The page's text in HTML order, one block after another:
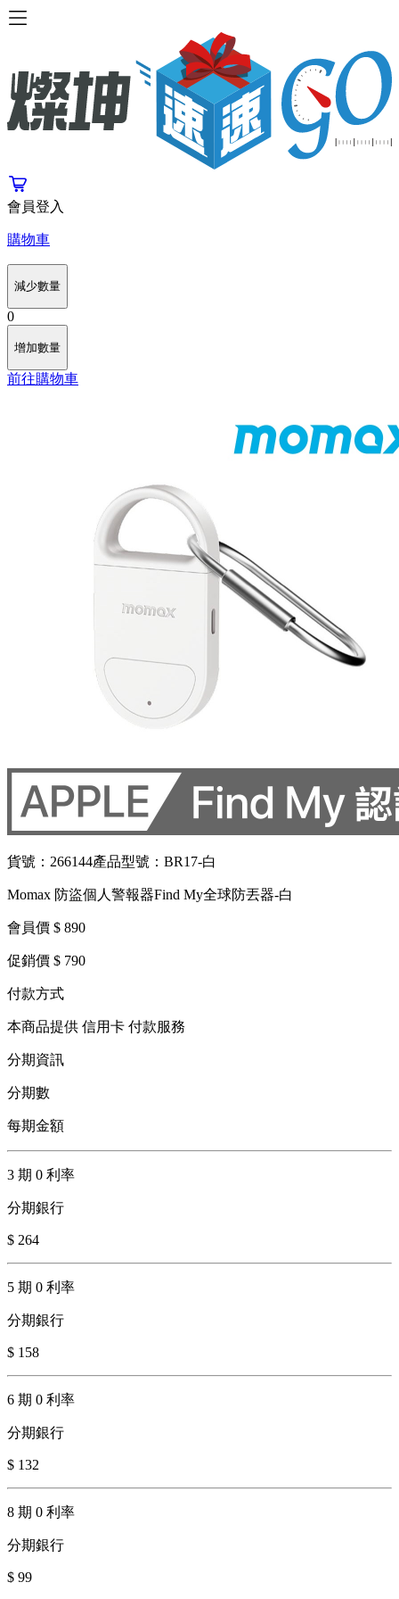
會員登入
購物車
減少數量
0
增加數量
前往購物車
貨號：266144產品型號：BR17-白
Momax 防盜個人警報器Find My全球防丟器-白
會員價 $ 890
促銷價 $ 790
付款方式
本商品提供 信用卡 付款服務
分期資訊
分期數
每期金額
3 期 0 利率
分期銀行
$ 264
5 期 0 利率
分期銀行
$ 158
6 期 0 利率
分期銀行
$ 132
8 期 0 利率
分期銀行
$ 99